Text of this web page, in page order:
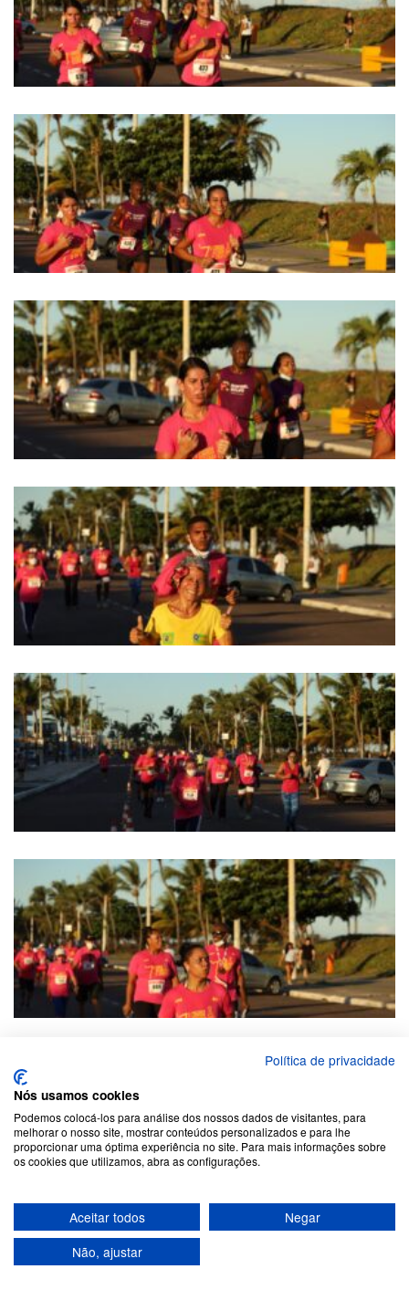
Política de privacidade
Nós usamos cookies
Podemos colocá-los para análise dos nossos dados de visitantes, para
melhorar o nosso site, mostrar conteúdos personalizados e para lhe
proporcionar uma óptima experiência no site. Para mais informações sobre
os cookies que utilizamos, abra as configurações.
Aceitar todos
Negar
Não, ajustar